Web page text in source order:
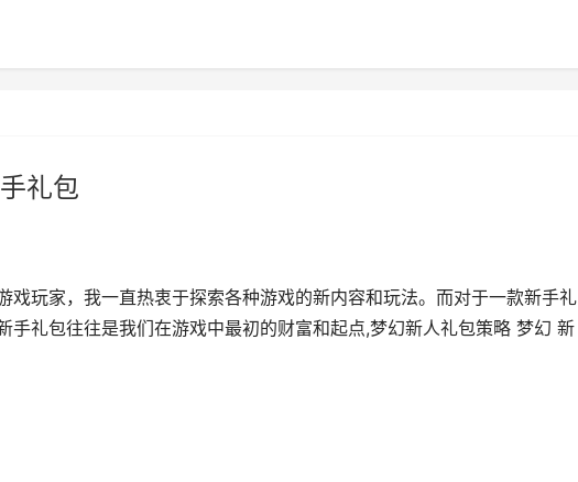
礼包
戏玩家，我一直热衷于探索各种游戏的新内容和玩法。而对于一款新手礼
手礼包往往是我们在游戏中最初的财富和起点,梦幻新人礼包策略 梦幻 新